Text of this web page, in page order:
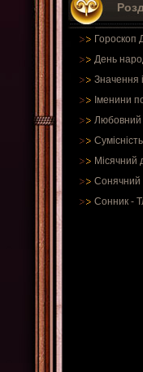
Гороскоп
День
Значення
Іменини
Любовний
Сумісність
Місячний
Сонячний
Сонник -